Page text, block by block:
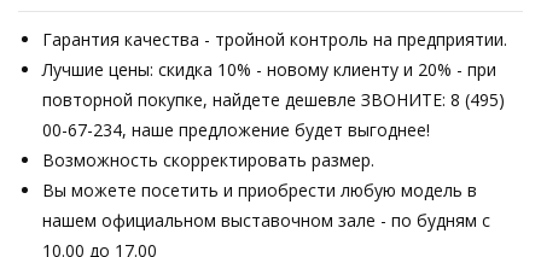
Гарантия качества - тройной контроль на предприятии.
Лучшие цены: скидка 10% - новому клиенту и 20% - при
повторной покупке, найдете дешевле ЗВОНИТЕ: 8 (495)
00-67-234, наше предложение будет выгоднее!
Возможность скорректировать размер.
Вы можете посетить и приобрести любую модель в
нашем официальном выставочном зале - по будням с
10.00 до 17.00